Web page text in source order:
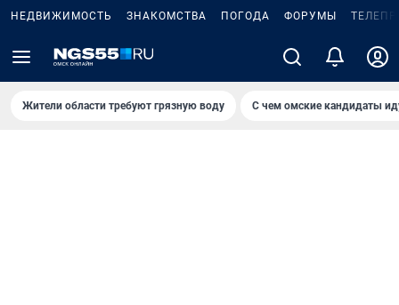
НЕДВИЖИМОСТЬ ЗНАКОМСТВА ПОГОДА ФОРУМЫ
Жители области требуют грязную воду С чем омские кандидаты